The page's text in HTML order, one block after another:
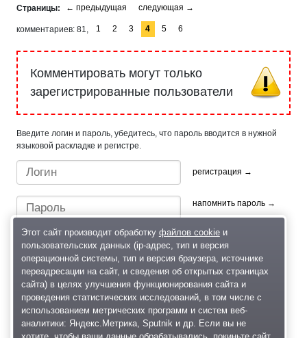
комментариев 81 1 2 3 4 5 6
Комментировать могут только
зарегистрированные пользователи
Введите логин и пароль, убедитесь, что пароль вводится в нужной
языковой раскладке и регистре.
регистрация →
напомнить пароль →
Быстрый вход/регистрация, используя профиль в:
Этот сайт производит обработку файлов cookieи
пользовательских данных (ip-адрес, тип и версия
операционной системы, тип и версия браузера, источнике
переадресации на сайт, и сведения об открытых страницах
сайта) в целях улучшения функционирования сайта и
проведения статистических исследований, в том числе с
использованием метрических программ и систем веб-
аналитики: Яндекс.Метрика, Sputnik и др. Если вы не